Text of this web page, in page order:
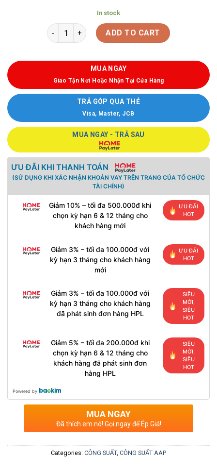
In stock
ADD TO CART
MUA NGAY
Giao Tận Nơi Hoặc Nhận Tại Cửa Hàng
TRẢ GÓP QUA THẺ
Visa, Master, JCB
MUA NGAY - TRẢ SAU
ƯU ĐÃI KHI THANH TOÁN
(SỬ DỤNG KHI XÁC NHẬN KHOẢN VAY TRÊN TRANG CỦA TỔ CHỨC
TÀI CHÍNH)
Giảm 10% – tối đa 500.000đ khi
chọn kỳ hạn 6 & 12 tháng cho
khách hàng mới
ƯU ĐÃI
HOT
Giảm 3% – tối đa 100.000đ với
kỳ hạn 3 tháng cho khách hàng
mới
ƯU ĐÃI
HOT
Giảm 3% – tối đa 100.000đ với
kỳ hạn 3 tháng cho khách hàng
đã phát sinh đơn hàng HPL
SIÊU
MỚI,
SIÊU
HOT
Giảm 5% – tối đa 200.000đ khi
chọn kỳ hạn 6 & 12 tháng cho
khách hàng đã phát sinh đơn
hàng HPL
SIÊU
MỚI,
SIÊU
HOT
Powered by
MUA NGAY
Đã thích em nó! Gọi ngay để Ép Giá!
Categories: CÔNG SUẤT, CÔNG SUẤT AAP